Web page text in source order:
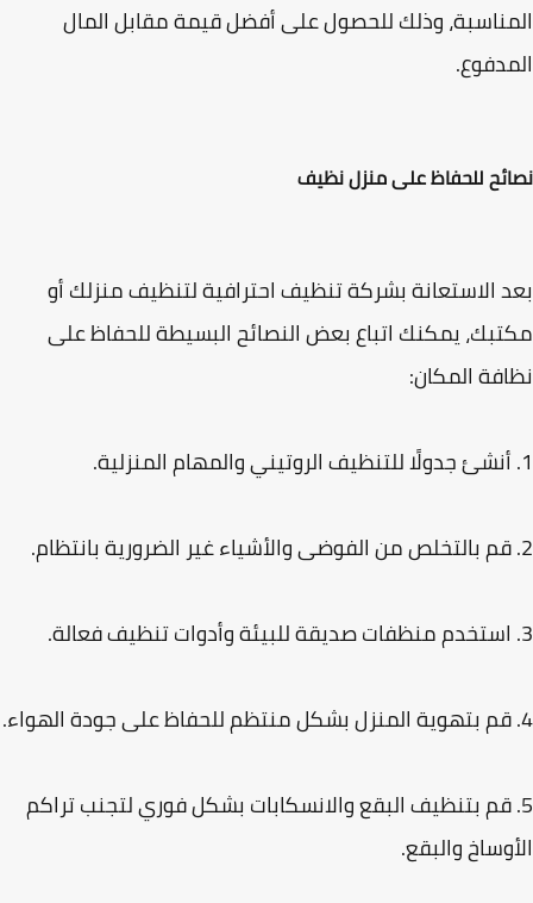
وذلك للحصول على أفضل قيمة مقابل المال
للحفاظ على منزل نظيف
الاستعانة بشركة تنظيف احترافية لتنظيف منزلك أو
يمكنك اتباع بعض النصائح البسيطة للحفاظ على
المكان:
قم بتنظيف البقع والانسكابات بشكل فوري لتجنب تراكم
والبقع.